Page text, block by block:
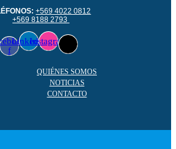
+569 4022 0812
+569 8188 2793
f
LinkedinInstagram
QUIÉNES SOMOS
NOTICIAS
CONTACTO